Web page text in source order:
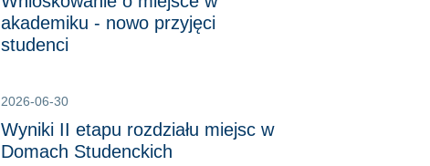
akademiku - nowo przyjęci
studenci
2026-06-30
Wyniki II etapu rozdziału miejsc w
Domach Studenckich